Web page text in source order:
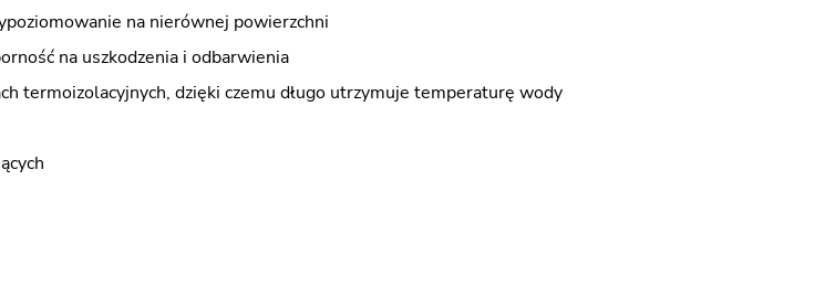
na nierównej powierzchni
na uszkodzenia i odbarwienia
termoizolacyjnych, dzięki czemu długo utrzymuje temperaturę wody